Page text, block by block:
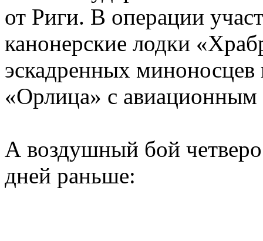
от Риги. В операции
канонерские лодки
эскадренных миноносцев
«Орлица» с
А воздушный бой
дней раньше: